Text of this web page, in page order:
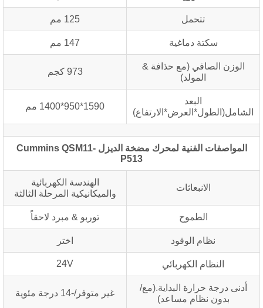
تتحمل 125 مم
سكتة دماغية 147 مم
الوزن الصافي (مع حذافة &
المولد)
973 كجم
البعد
الشامل(الطول*العرض*الارتفاع)
1590*950*1400 مم
المواصفات الفنية لمحرك مضخة الديزل Cummins QSM11-
P513
الانبعاثات
الهندسة الكهربائية
والميكانيكية المرحلة الثالثة
الطموح توربو & مبرد لاحقاً
نظام الوقود اختر
النظام الكهربائي 24V
أدنى درجة حرارة البداية.(مع/
بدون نظام مساعد)
غير متوفر/-14 درجة مئوية